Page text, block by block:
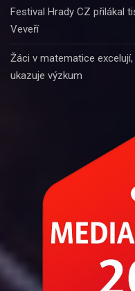
Festival Hrady CZ přilákal
Veveří
Žáci v matematice
ukazuje výzkum